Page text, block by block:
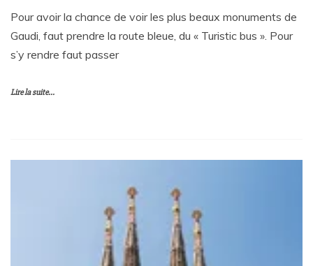
Pour avoir la chance de voir les plus beaux monuments de
Gaudi, faut prendre la route bleue, du « Turistic bus ». Pour
s’y rendre faut passer
Lire la suite...